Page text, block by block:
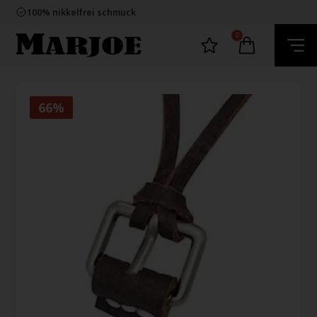
100% nikkelfrei schmuck
60 Tage Rückgabe
E-mark webshop
100% nikkelfrei schmuck
0
66%